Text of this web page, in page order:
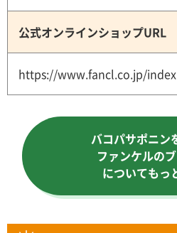
公式オンラインショップURL
https://www.fancl.co.jp/
バコパサポニン
ファンケルの
についてもっ